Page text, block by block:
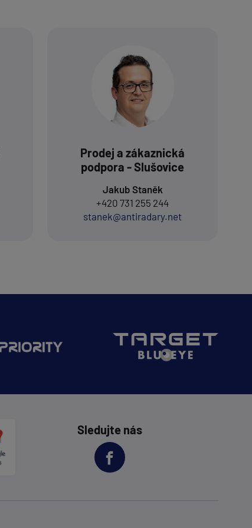
Prodej a zákaznická
podpora - Slušovice
Jakub Staněk
+420 731 255 244
stanek@antiradary.net
Sledujte nás